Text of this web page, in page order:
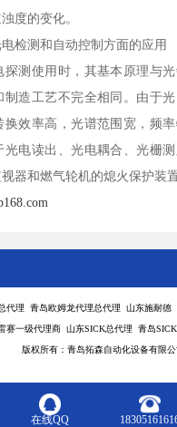
度的变化。
检测和自动控制方面的应用
探测使用时，其基本原理与
制造工艺不完全相同。由于
效率高，光谱范围宽，频
光电读出、光电耦合、光栅
器和燃气轮机的熄火保护装置
代理 青岛欧姆龙代理总代理 山东施耐
赛一级代理商 山东SICK总代理 青岛
版权所有：青岛拓森自动化设备有限公
在线QQ